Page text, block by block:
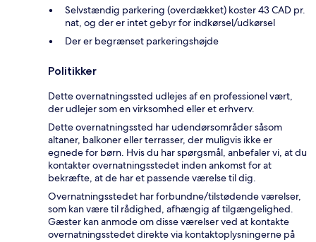
Selvstændig parkering (overdækket) koster 43 CAD pr.
nat, og der er intet gebyr for indkørsel/udkørsel
Der er begrænset parkeringshøjde
Politikker
Dette overnatningssted udlejes af en professionel vært,
der udlejer som en virksomhed eller et erhverv.
Dette overnatningssted har udendørsområder såsom
altaner, balkoner eller terrasser, der muligvis ikke er
egnede for børn. Hvis du har spørgsmål, anbefaler vi, at du
kontakter overnatningsstedet inden ankomst for at
bekræfte, at de har et passende værelse til dig.
Overnatningsstedet har forbundne/tilstødende værelser,
som kan være til rådighed, afhængig af tilgængelighed.
Gæster kan anmode om disse værelser ved at kontakte
overnatningsstedet direkte via kontaktoplysningerne på